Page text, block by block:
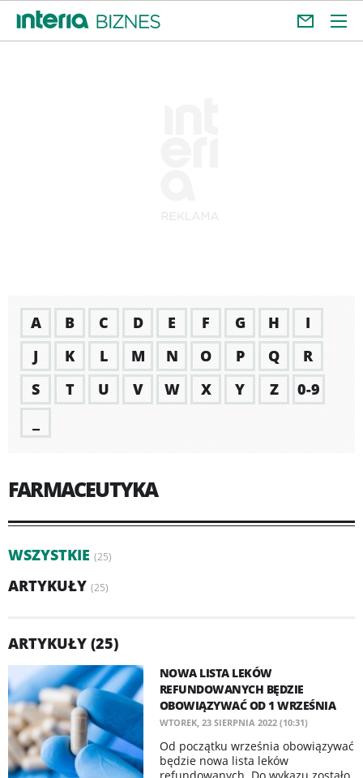
A B C D E F G H
I
J
K L M N O P Q
R
S
T U V W X Y Z
0-9
FARMACEUTYKA
WSZYSTKIE (25)
ARTYKUŁY (25)
ARTYKUŁY (25)
NOWA LISTA LEKÓW
REFUNDOWANYCH BĘDZIE
OBOWIĄZYWAĆ OD 1 WRZEŚNIA
WTOREK, 23 SIERPNIA 2022 (10:31)
Od początku września obowiązywać
będzie nowa lista leków